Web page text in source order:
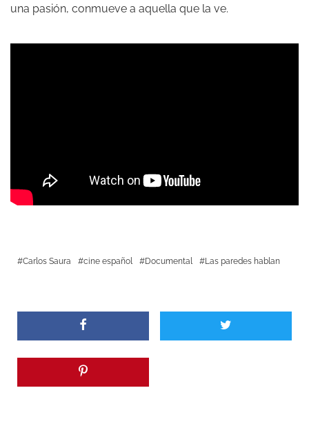
una pasión, conmueve a aquella que la ve.
Carlos Saura cine español Documental Las paredes hablan